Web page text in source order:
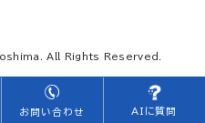
お問い合わせ AIに質問
All Rights Reserved.